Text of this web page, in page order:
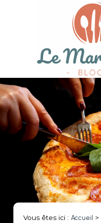
Vous êtes ici : Accueil >